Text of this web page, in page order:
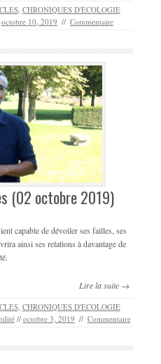
, CHRONIQUES D'ECOLOGIE
octobre 10, 2019 // Commentaire
(02 octobre 2019)
capable de dévoiler ses failles, ses
ainsi ses relations à davantage de
Lire la suite →
, CHRONIQUES D'ECOLOGIE
// octobre 3, 2019 // Commentaire